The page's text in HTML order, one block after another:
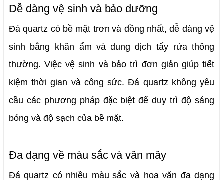
Dễ dàng vệ sinh và bảo dưỡng
Đá quartz có bề mặt trơn và đồng nhất, dễ dàng vệ
sinh bằng khăn ẩm và dung dịch tẩy rửa thông
thường. Việc vệ sinh và bảo trì đơn giản giúp tiết
kiệm thời gian và công sức. Đá quartz không yêu
cầu các phương pháp đặc biệt để duy trì độ sáng
bóng và độ sạch của bề mặt.
Đa dạng về màu sắc và vân mây
Đá quartz có nhiều màu sắc và hoa văn đa dạng